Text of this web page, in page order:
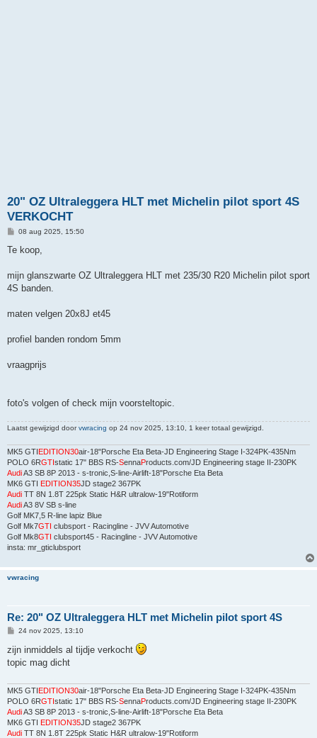
20" OZ Ultraleggera HLT met Michelin pilot sport 4S
VERKOCHT
B
r
h
t
08 aug 2025, 15:50
Te koop,
mijn glanszwarte OZ Ultraleggera HLT met 235/30 R20 Michelin pilot sport
4S banden.
maten velgen 20x8J et45
profiel banden rondom 5mm
vraagprijs
foto's volgen of check mijn voorsteltopic.
Laatst gewijzigd doorvwracing op 24 nov 2025, 13:10, 1 keer totaal gewijzigd.
MK5 GTIEDITION30air-18"Porsche Eta Beta-JD Engineering Stage I-324PK-435Nm
POLO 6RGTIstatic 17" BBS RS-SennaProducts.com/JD Engineering stage II-230PK
AudiA3 SB 8P 2013 - s-tronic,S-line-Airlift-18"Porsche Eta Beta
MK6 GTI EDITION35JD stage2 367PK
Audi TT 8N 1.8T 225pk Static H&R ultralow-19"Rotiform
AudiA3 8V SB s-line
Golf MK7,5 R-line lapiz Blue
Golf Mk7GTI clubsport - Racingline - JVV Automotive
Golf Mk8GTI clubsport45 - Racingline - JVV Automotive
insta: mr_gticlubsport
vwracing
Re: 20" OZ Ultraleggera HLT met Michelin pilot sport 4S
B
r
i
c
24 nov 2025, 13:10
zijn inmiddels al tijdje verkocht
topic mag dicht
MK5 GTIEDITION30air-18"Porsche Eta Beta-JD Engineering Stage I-324PK-435Nm
POLO 6RGTIstatic 17" BBS RS-SennaProducts.com/JD Engineering stage II-230PK
AudiA3 SB 8P 2013 - s-tronic,S-line-Airlift-18"Porsche Eta Beta
MK6 GTI EDITION35JD stage2 367PK
Audi TT 8N 1.8T 225pk Static H&R ultralow-19"Rotiform